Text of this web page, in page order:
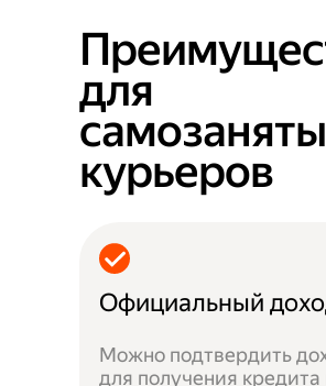
для
курьеров
Официальный
Можно подтвердить
для получения кредита